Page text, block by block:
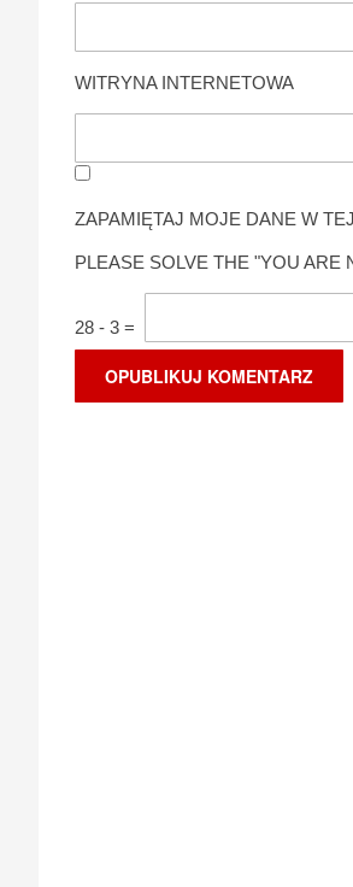
WITRYNA INTERNETOWA
ZAPAMIĘTAJ MOJE DANE W
PLEASE SOLVE THE "YOU ARE
28 - 3 =